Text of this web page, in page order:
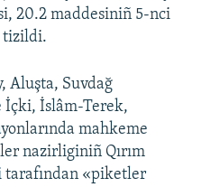
20.2 maddesiniñ 5-nci
tizildi.
Aluşta, Suvdağ
İçki, İslâm-Terek,
mahkeme
nazirliginiñ Qırım
tarafından «piketler